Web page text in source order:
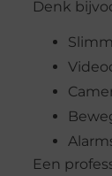
Denk
Een